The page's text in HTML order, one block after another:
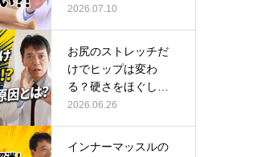
い根本原因
2026.07.10
お尻のストレッチだ
けでヒップは変わ
る？硬さをほぐして
整える正しい方…
2026.06.26
インナーマッスルの